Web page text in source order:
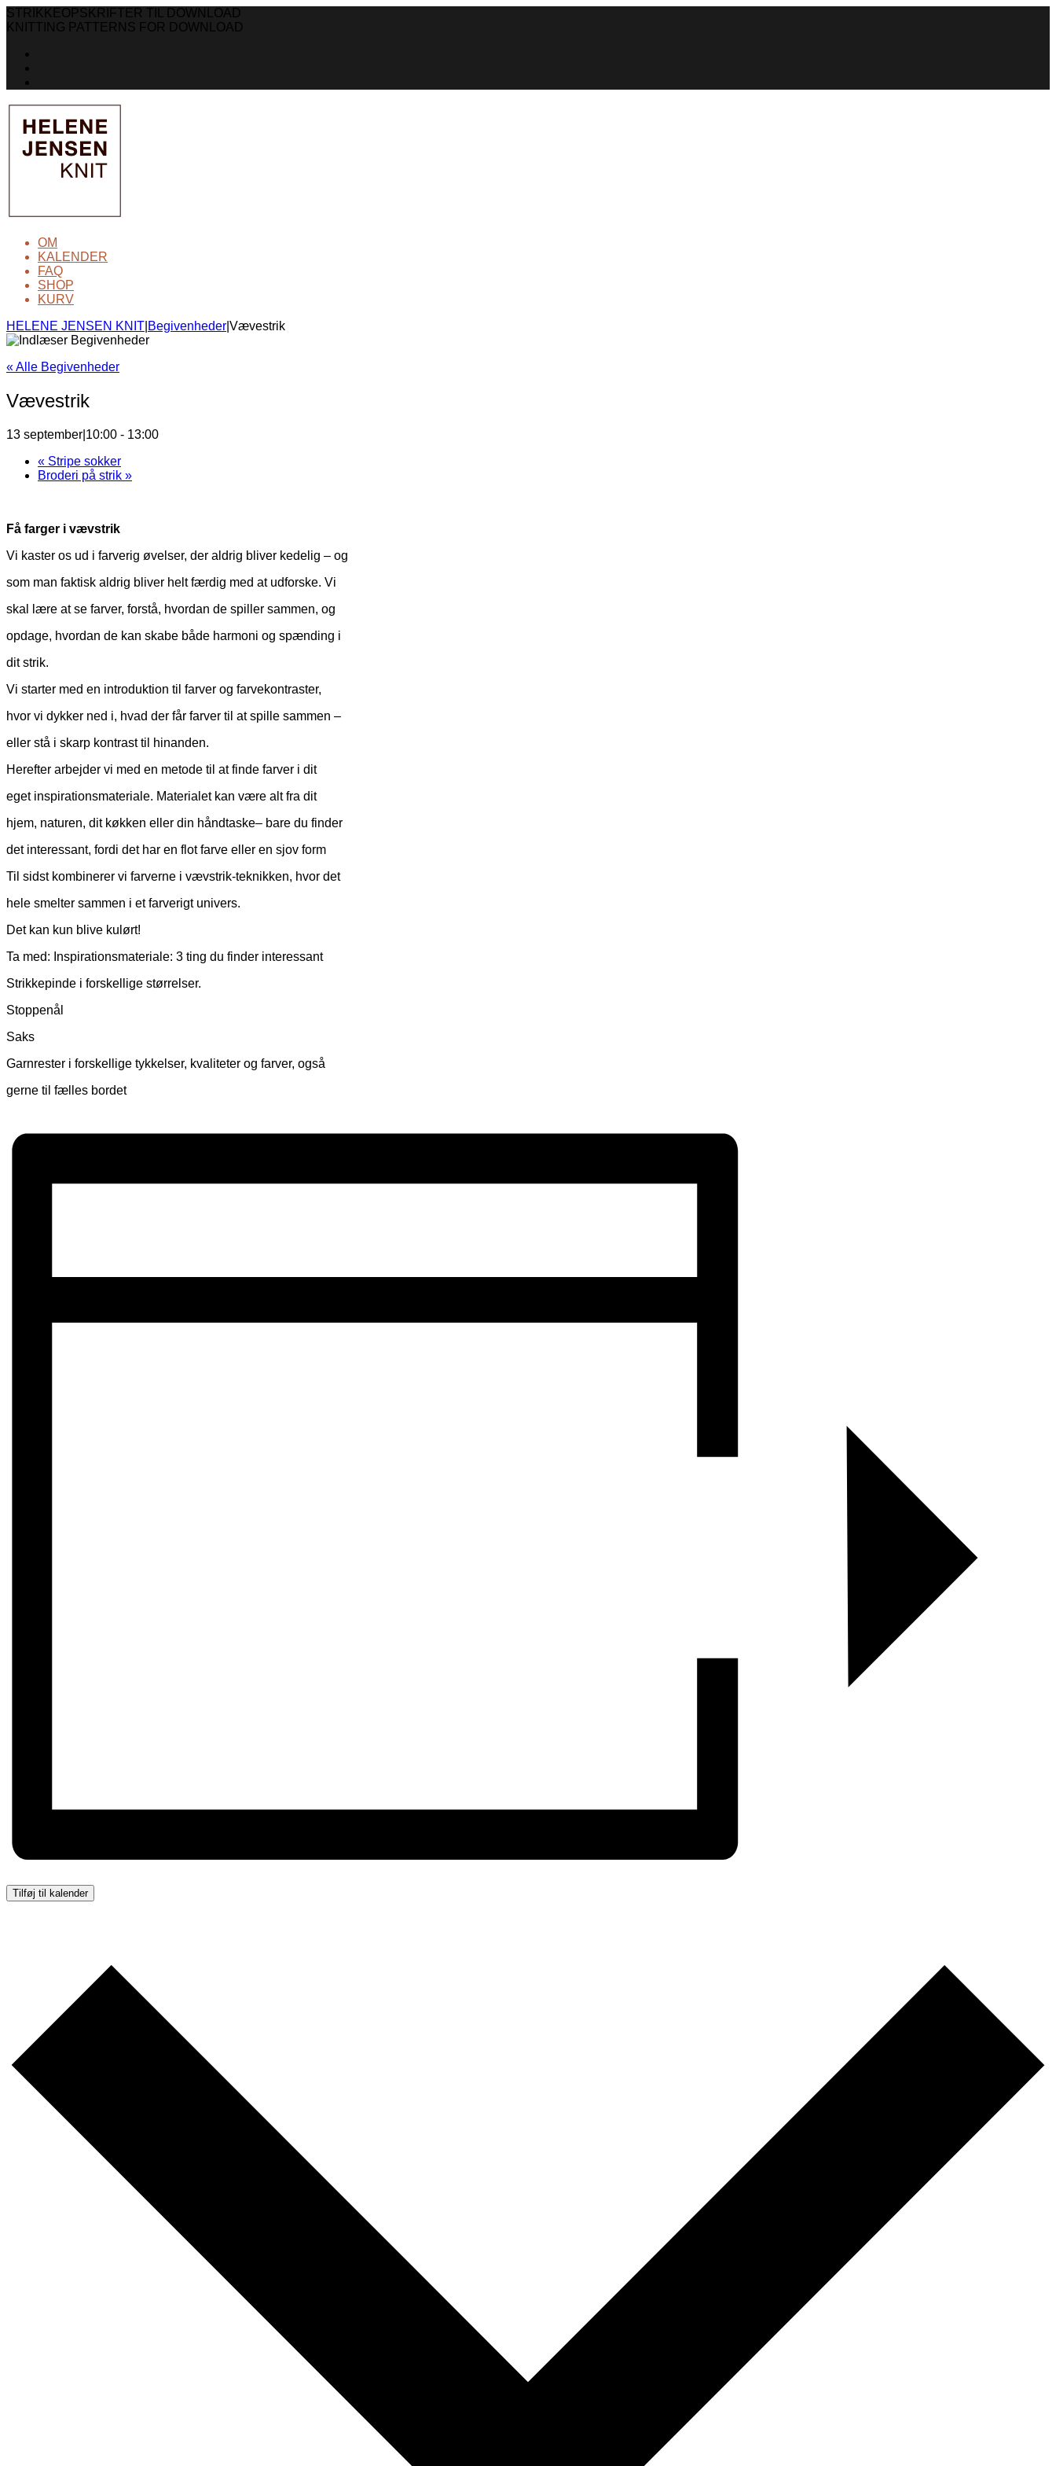
STRIKKEOPSKRIFTER TIL DOWNLOAD
KNITTING PATTERNS FOR DOWNLOAD
OM
KALENDER
FAQ
SHOP
KURV
HELENE JENSEN KNIT Begivenheder Vævestrik
« Alle Begivenheder
Vævestrik
13 september|10:00 - 13:00
« Stripe sokker
Broderi på strik »
Få farger i vævstrik
Vi kaster os ud i farverig øvelser, der aldrig bliver kedelig – og
som man faktisk aldrig bliver helt færdig med at udforske. Vi
skal lære at se farver, forstå, hvordan de spiller sammen, og
opdage, hvordan de kan skabe både harmoni og spænding i
dit strik.
Vi starter med en introduktion til farver og farvekontraster,
hvor vi dykker ned i, hvad der får farver til at spille sammen –
eller stå i skarp kontrast til hinanden.
Herefter arbejder vi med en metode til at finde farver i dit
eget inspirationsmateriale. Materialet kan være alt fra dit
hjem, naturen, dit køkken eller din håndtaske– bare du finder
det interessant, fordi det har en flot farve eller en sjov form
Til sidst kombinerer vi farverne i vævstrik-teknikken, hvor det
hele smelter sammen i et farverigt univers.
Det kan kun blive kulørt!
Ta med: Inspirationsmateriale: 3 ting du finder interessant
Strikkepinde i forskellige størrelser.
Stoppenål
Saks
Garnrester i forskellige tykkelser, kvaliteter og farver, også
gerne til fælles bordet
Tilføj til kalender